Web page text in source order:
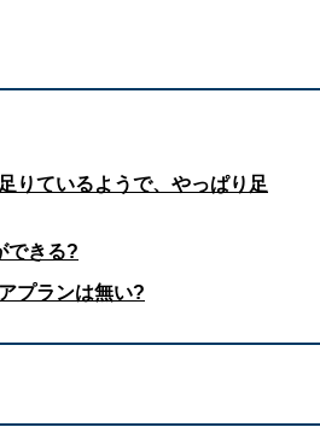
りているようで、やっぱり足
できる?
プランは無い?